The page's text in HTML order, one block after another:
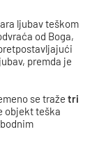
ljubav teškom
od Boga,
premda je
se tražetri
objekt teška